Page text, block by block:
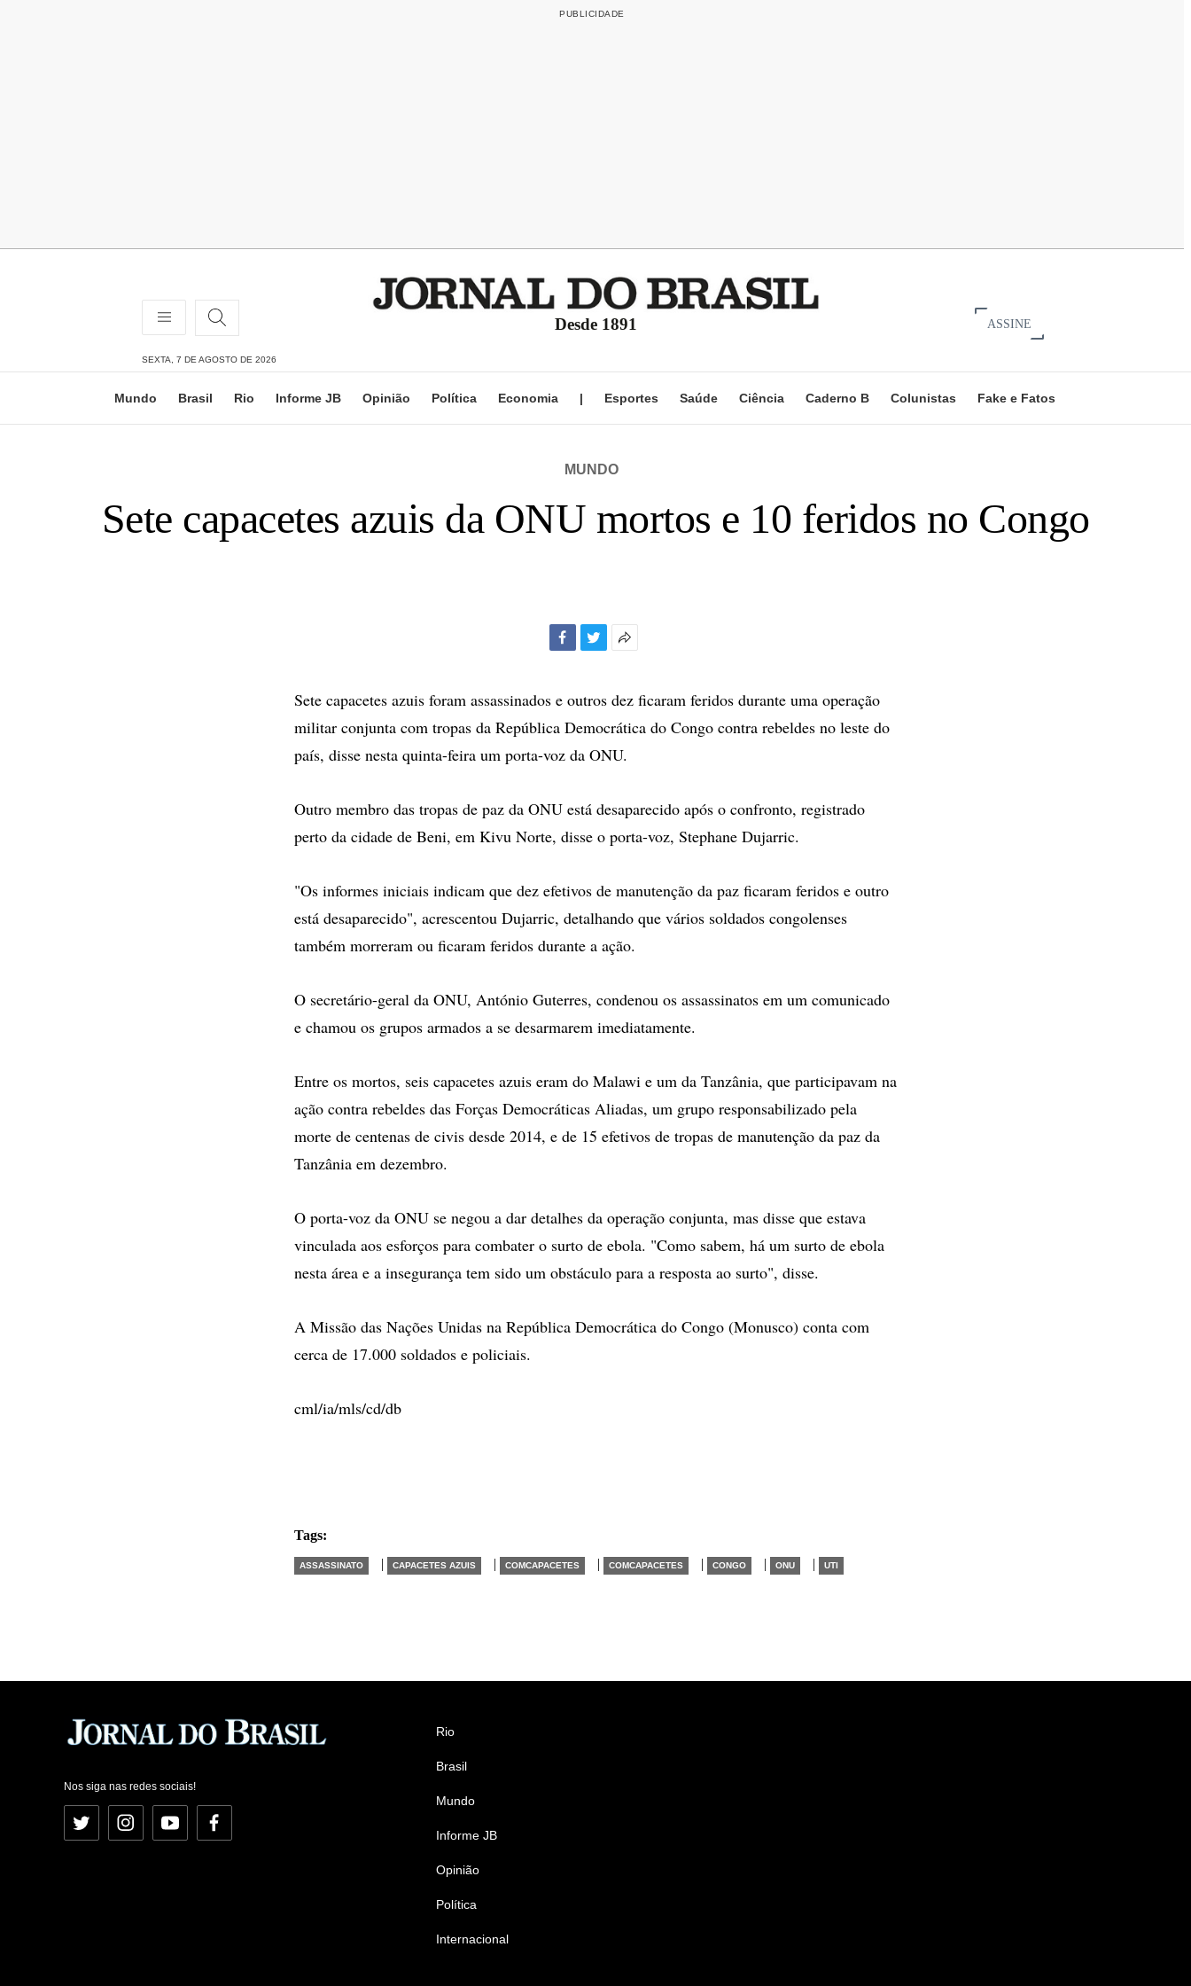
Desde 1891 ASSINE
SEXTA, 7 DE AGOSTO DE 2026
Mundo Brasil Rio Informe JB Opinião Política Economia | Esportes Saúde Ciência Caderno B Colunistas Fake e Fatos
MUNDO
Sete capacetes azuis da ONU mortos e 10 feridos no Congo
compartilhamento
Sete capacetes azuis foram assassinados e outros dez ficaram feridos durante uma operação
militar conjunta com tropas da República Democrática do Congo contra rebeldes no leste do
país, disse nesta quinta-feira um porta-voz da ONU.
Outro membro das tropas de paz da ONU está desaparecido após o confronto, registrado
perto da cidade de Beni, em Kivu Norte, disse o porta-voz, Stephane Dujarric.
"Os informes iniciais indicam que dez efetivos de manutenção da paz ficaram feridos e outro
está desaparecido", acrescentou Dujarric, detalhando que vários soldados congolenses
também morreram ou ficaram feridos durante a ação.
O secretário-geral da ONU, António Guterres, condenou os assassinatos em um comunicado
e chamou os grupos armados a se desarmarem imediatamente.
Entre os mortos, seis capacetes azuis eram do Malawi e um da Tanzânia, que participavam na
ação contra rebeldes das Forças Democráticas Aliadas, um grupo responsabilizado pela
morte de centenas de civis desde 2014, e de 15 efetivos de tropas de manutenção da paz da
Tanzânia em dezembro.
O porta-voz da ONU se negou a dar detalhes da operação conjunta, mas disse que estava
vinculada aos esforços para combater o surto de ebola. "Como sabem, há um surto de ebola
nesta área e a insegurança tem sido um obstáculo para a resposta ao surto", disse.
A Missão das Nações Unidas na República Democrática do Congo (Monusco) conta com
cerca de 17.000 soldados e policiais.
cml/ia/mls/cd/db
Tags:
ASSASSINATO | CAPACETES AZUIS | COMCAPACETES | COMCAPACETES | CONGO | ONU | UTI
Nos siga nas redes sociais!
Twitter InstagramYouTubeFacebook
Rio
Brasil
Mundo
Informe JB
Opinião
Política
Internacional